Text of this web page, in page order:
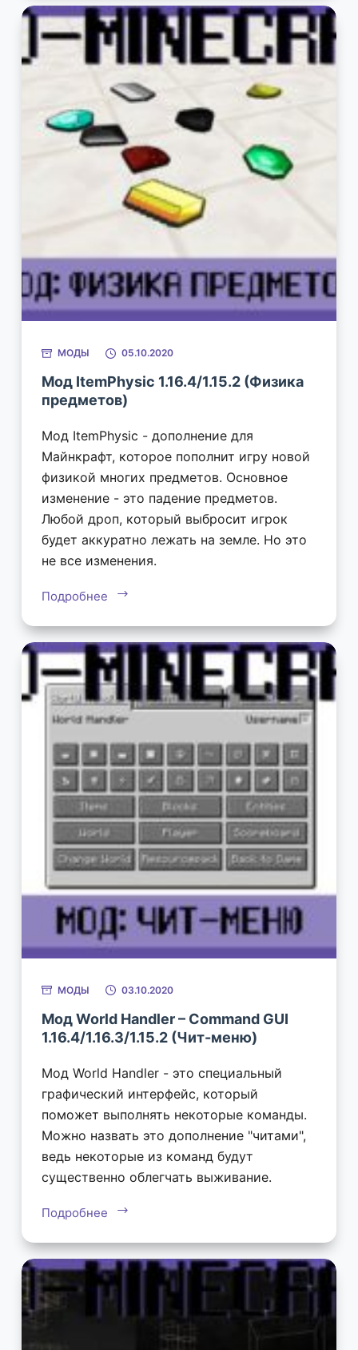
МОДЫ 05.10.2020
Мод ItemPhysic 1.16.4/1.15.2 (Физика
предметов)
Мод ItemPhysic - дополнение для
Майнкрафт, которое пополнит игру новой
физикой многих предметов. Основное
изменение - это падение предметов.
Любой дроп, который выбросит игрок
будет аккуратно лежать на земле. Но это
не все изменения.
Подробнее
МОДЫ 03.10.2020
Мод World Handler – Command GUI
1.16.4/1.16.3/1.15.2 (Чит-меню)
Мод World Handler - это специальный
графический интерфейс, который
поможет выполнять некоторые команды.
Можно назвать это дополнение "читами",
ведь некоторые из команд будут
существенно облегчать выживание.
Подробнее